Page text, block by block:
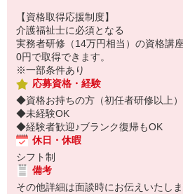
【資格取得応援制度】
介護福祉士に必須となる
実務者研修（14万円相当）の資格講
0円で取得できます。
※一部条件あり
応募資格・経験
◆資格お持ちの方（初任者研修以上）
◆未経験OK
◆経験者歓迎♪ブランク復帰もOK
休日・休暇
シフト制
備考
その他詳細は面談時にお伝えいたしま